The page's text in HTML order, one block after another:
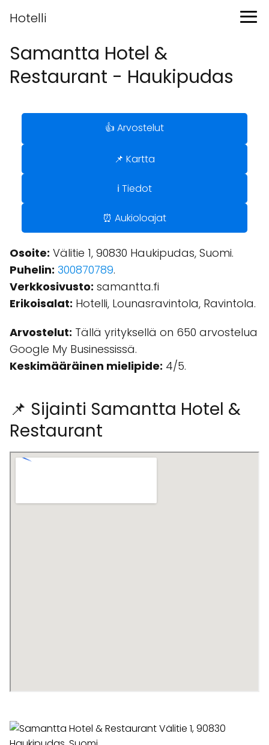
Hotelli
Samantta Hotel &
Restaurant - Haukipudas
👍 Arvostelut
📌 Kartta
ℹ️ Tiedot
⏰ Aukioloajat
Osoite: Välitie 1, 90830 Haukipudas, Suomi.
Puhelin: 300870789.
Verkkosivusto: samantta.fi
Erikoisalat: Hotelli, Lounasravintola, Ravintola.
Arvostelut: Tällä yrityksellä on 650 arvostelua
Google My Businessissä.
Keskimääräinen mielipide: 4/5.
📌 Sijainti Samantta Hotel &
Restaurant